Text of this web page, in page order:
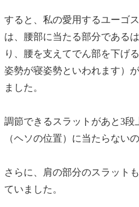
すると、私の愛用するユーゴ
は、腰部に当たる部分である
り、腰を支えてでん部を下げ
姿勢が寝姿勢といわれます）
ました。
調節できるスラットがあと3
（ヘソの位置）に当たらないの
さらに、肩の部分のスラット
ていました。